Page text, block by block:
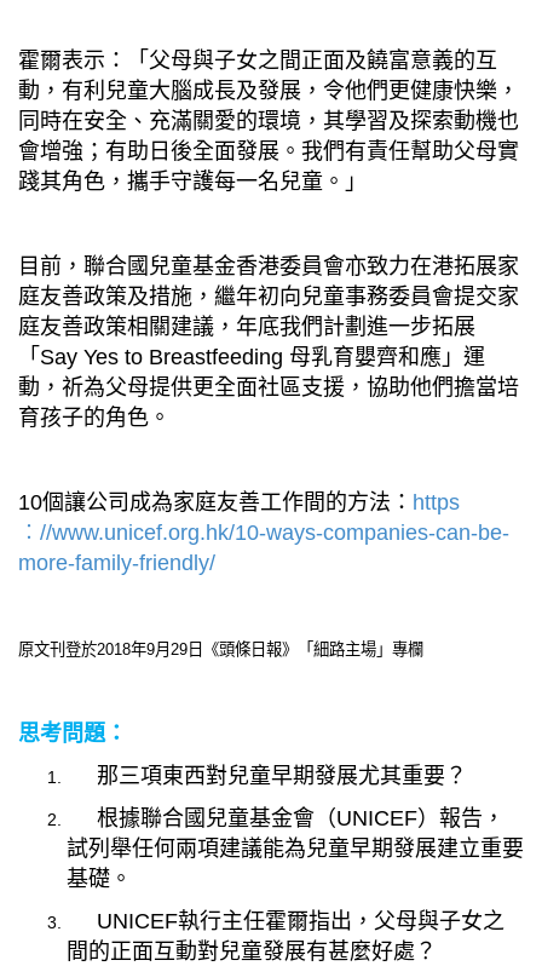
霍爾表示：「父母與子女之間正面及饒富意義的互
動，有利兒童大腦成長及發展，令他們更健康快樂，
同時在安全、充滿關愛的環境，其學習及探索動機也
會增強；有助日後全面發展。我們有責任幫助父母實
踐其角色，攜手守護每一名兒童。」
目前，聯合國兒童基金香港委員會亦致力在港拓展家
庭友善政策及措施，繼年初向兒童事務委員會提交家
庭友善政策相關建議，年底我們計劃進一步拓展
「 Say Yes to Breastfeeding 母乳育嬰齊和應」運
動，祈為父母提供更全面社區支援，協助他們擔當培
育孩子的角色。
10個讓公司成為家庭友善工作間的方法： https
︰ //www.unicef.org.hk/10-ways-companies-can-be-
more-family-friendly/
原文刊登於2018年9月 29 日《頭條日報》 「細路主場」專欄
思考問題：
那三項東西對兒童早期發展尤其重要？
根據聯合國兒童基金會（UNICEF）報告，
試列舉任何兩項建議能為兒童早期發展建立重要
基礎。
UNICEF執行主任霍爾指出，父母與子女之
間的正面互動對兒童發展有甚麼好處 ？